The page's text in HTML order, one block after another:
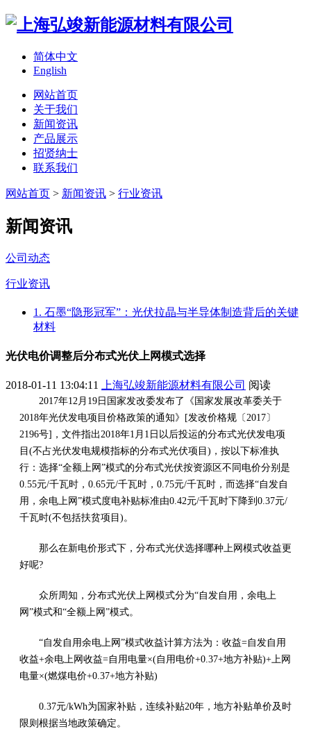
简体中文
English
网站首页
关于我们
新闻资讯
产品展示
招贤纳士
联系我们
网站首页 > 新闻资讯 > 行业资讯
新闻资讯
公司动态
行业资讯
1. 石墨“隐形冠军”：光伏拉晶与半导体制造背后的关键
材料
光伏电价调整后分布式光伏上网模式选择
2018-01-11 13:04:11 上海弘竣新能源材料有限公司 阅读
2017年12月19日国家发改委发布了《国家发展改革委关于
2018年光伏发电项目价格政策的通知》[发改价格规〔2017〕
2196号]，文件指出2018年1月1日以后投运的分布式光伏发电项
目(不占光伏发电规模指标的分布式光伏项目)，按以下标准执
行：选择“全额上网”模式的分布式光伏按资源区不同电价分别是
0.55元/千瓦时，0.65元/千瓦时，0.75元/千瓦时，而选择“自发自
用，余电上网”模式度电补贴标准由0.42元/千瓦时下降到0.37元/
千瓦时(不包括扶贫项目)。
那么在新电价形式下，分布式光伏选择哪种上网模式收益更
好呢?
众所周知，分布式光伏上网模式分为“自发自用，余电上
网”模式和“全额上网”模式。
“自发自用余电上网”模式收益计算方法为：收益=自发自用
收益+余电上网收益=自用电量×(自用电价+0.37+地方补贴)+上网
电量×(燃煤电价+0.37+地方补贴)
0.37元/kWh为国家补贴，连续补贴20年，地方补贴单价及时
限则根据当地政策确定。